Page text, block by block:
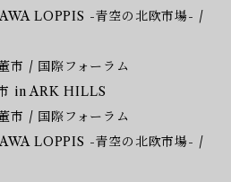
LOPPIS -青空の北欧市場- /
市 / 国際フォーラム
in ARK HILLS
市 / 国際フォーラム
LOPPIS -青空の北欧市場- /